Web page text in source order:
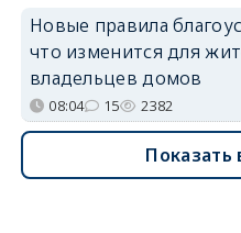
Новые правила
что изменится для
владельцев домов
08:04 15 2382
Показать